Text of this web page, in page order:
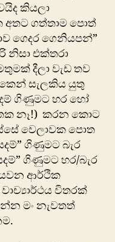
කියලා
අතට ගත්තාම පොත්
ගෙදර ගෙනියපන්”
නිසා එක්තරා
දීලා වැඩ තව
සැලකිය යුතු
ගිණුමට හර හෝ
නෑ!) කරන කොට
වෙලාවක පොත
ගිණුමට බැර
ගිණුමට හර/බැර
ආර්ථික
විතරක්
මං නැවතත්